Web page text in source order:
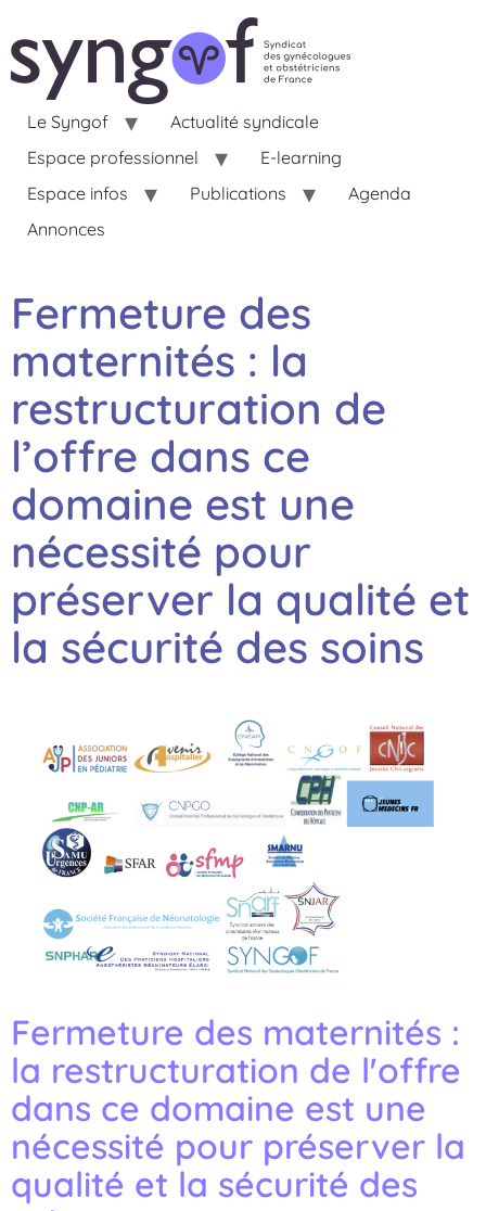
Le Syngof
Actualité syndicale
Espace professionnel
E-learning
Espace infos
Publications
Agenda
Annonces
Fermeture des
maternités : la
restructuration de
l’offre dans ce
domaine est une
nécessité pour
préserver la qualité et
la sécurité des soins
Fermeture des maternités :
la restructuration de l'offre
dans ce domaine est une
nécessité pour préserver la
qualité et la sécurité des